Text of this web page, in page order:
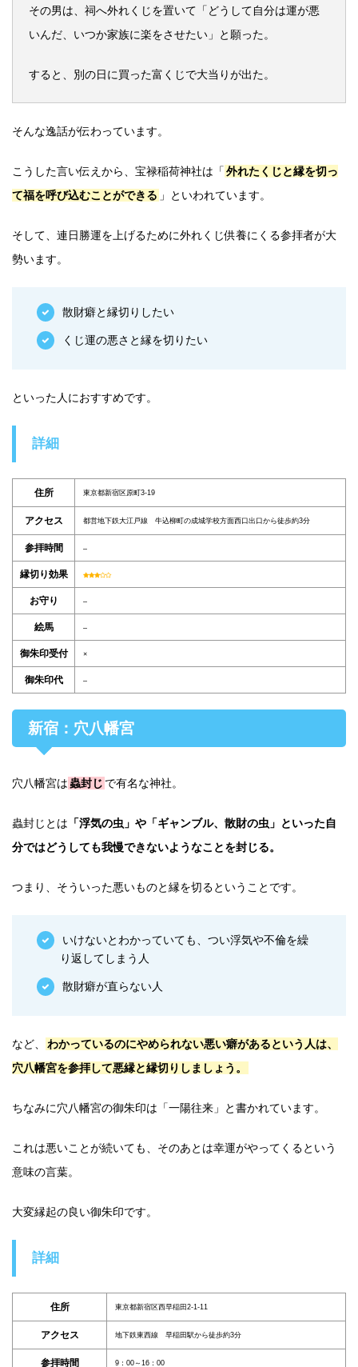
その男は、祠へ外れくじを置いて「どうして自分は運が悪
いんだ、いつか家族に楽をさせたい」と願った。
すると、別の日に買った富くじで大当りが出た。
そんな逸話が伝わっています。
こうした言い伝えから、宝禄稲荷神社は「 外れたくじと縁を切っ
て福を呼び込むことができる 」といわれています。
そして、連日勝運を上げるために外れくじ供養にくる参拝者が大
勢います。
散財癖と縁切りしたい
くじ運の悪さと縁を切りたい
といった人におすすめです。
詳細
住所 東京都新宿区原町3-19
アクセス 都営地下鉄大江戸線 牛込柳町の成城学校方面西口出口から徒歩約3分
参拝時間 –
縁切り効果
お守り –
絵馬 –
御朱印受付 ×
御朱印代 –
新宿：穴八幡宮
穴八幡宮は 蟲封じ で有名な神社。
蟲封じとは 「浮気の虫」や「ギャンブル、散財の虫」といった自
分ではどうしても我慢できないようなことを封じる。
つまり、そういった悪いものと縁を切るということです。
いけないとわかっていても、つい浮気や不倫を繰
り返してしまう人
散財癖が直らない人
など、
わかっているのにやめられない悪い癖があるという人は、
穴八幡宮を参拝して悪縁と縁切りしましょう。
ちなみに穴八幡宮の御朱印は「一陽往来」と書かれています。
これは悪いことが続いても、そのあとは幸運がやってくるという
意味の言葉。
大変縁起の良い御朱印です。
詳細
住所 東京都新宿区西早稲田2-1-11
アクセス 地下鉄東西線 早稲田駅から徒歩約3分
参拝時間 9：00～16：00